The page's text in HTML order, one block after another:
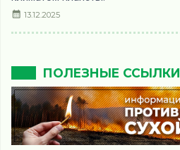
13.12.2025
ПОЛЕЗНЫЕ ССЫЛКИ